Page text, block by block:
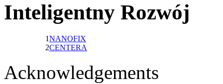
Inteligentny Rozwój
1NANOFIX
2CENTERA
Acknowledgements